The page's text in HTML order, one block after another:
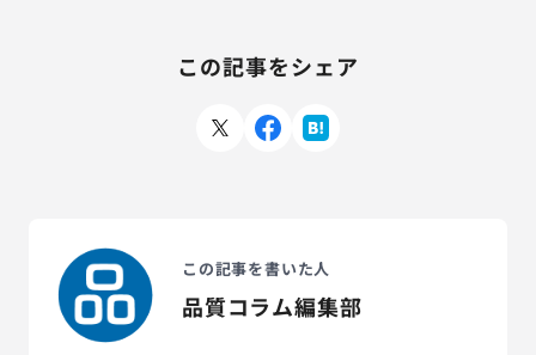
この記事をシェア
この記事を書いた人
品質コラム編集部